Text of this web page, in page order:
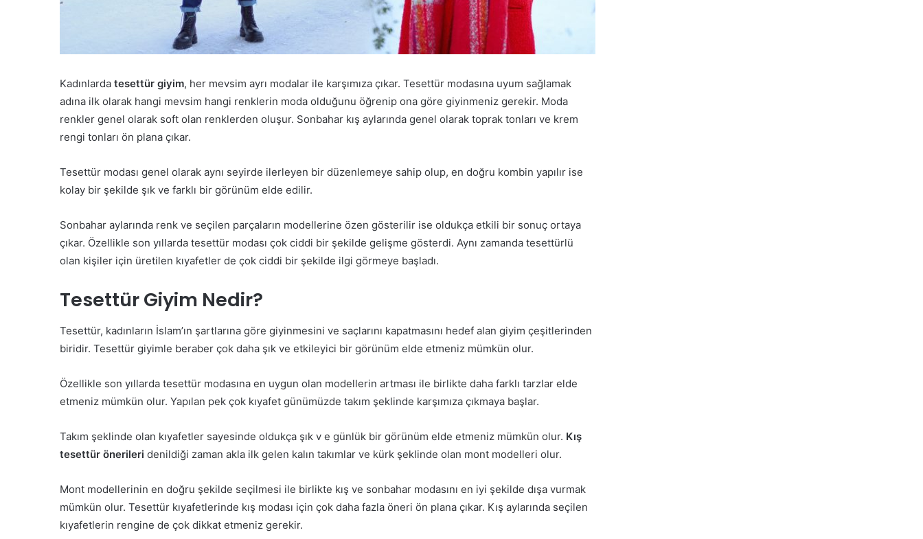
Kadınlarda tesettür giyim, her mevsim ayrı modalar ile karşımıza çıkar. Tesettür modasına uyum sağlamak
adına ilk olarak hangi mevsim hangi renklerin moda olduğunu öğrenip ona göre giyinmeniz gerekir. Moda
renkler genel olarak soft olan renklerden oluşur. Sonbahar kış aylarında genel olarak toprak tonları ve krem
rengi tonları ön plana çıkar.
Tesettür modası genel olarak aynı seyirde ilerleyen bir düzenlemeye sahip olup, en doğru kombin yapılır ise
kolay bir şekilde şık ve farklı bir görünüm elde edilir.
Sonbahar aylarında renk ve seçilen parçaların modellerine özen gösterilir ise oldukça etkili bir sonuç ortaya
çıkar. Özellikle son yıllarda tesettür modası çok ciddi bir şekilde gelişme gösterdi. Aynı zamanda tesettürlü
olan kişiler için üretilen kıyafetler de çok ciddi bir şekilde ilgi görmeye başladı.
Tesettür Giyim Nedir?
Tesettür, kadınların İslam’ın şartlarına göre giyinmesini ve saçlarını kapatmasını hedef alan giyim çeşitlerinden
biridir. Tesettür giyimle beraber çok daha şık ve etkileyici bir görünüm elde etmeniz mümkün olur.
Özellikle son yıllarda tesettür modasına en uygun olan modellerin artması ile birlikte daha farklı tarzlar elde
etmeniz mümkün olur. Yapılan pek çok kıyafet günümüzde takım şeklinde karşımıza çıkmaya başlar.
Takım şeklinde olan kıyafetler sayesinde oldukça şık v e günlük bir görünüm elde etmeniz mümkün olur. Kış
tesettür önerileri denildiği zaman akla ilk gelen kalın takımlar ve kürk şeklinde olan mont modelleri olur.
Mont modellerinin en doğru şekilde seçilmesi ile birlikte kış ve sonbahar modasını en iyi şekilde dışa vurmak
mümkün olur. Tesettür kıyafetlerinde kış modası için çok daha fazla öneri ön plana çıkar. Kış aylarında seçilen
kıyafetlerin rengine de çok dikkat etmeniz gerekir.